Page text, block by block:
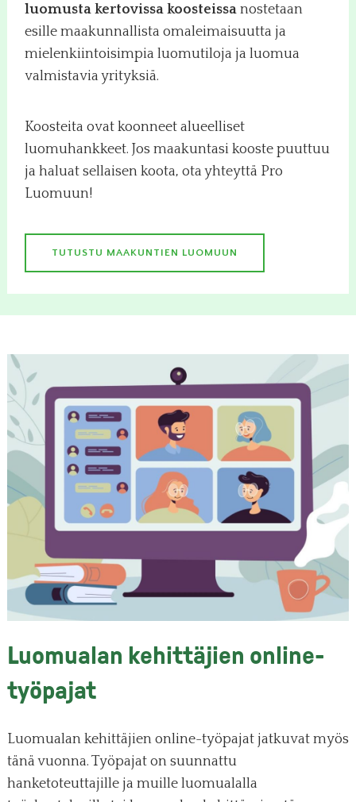
luomusta kertovissa koosteissa nostetaan
esille maakunnallista omaleimaisuutta ja
mielenkiintoisimpia luomutiloja ja luomua
valmistavia yrityksiä.
Koosteita ovat koonneet alueelliset
luomuhankkeet. Jos maakuntasi kooste puuttuu
ja haluat sellaisen koota, ota yhteyttä Pro
Luomuun!
TUTUSTU MAAKUNTIEN LUOMUUN
Luomualan kehittäjien online-
työpajat
Luomualan kehittäjien online-työpajat jatkuvat myös
tänä vuonna. Työpajat on suunnattu
hanketoteuttajille ja muille luomualalla